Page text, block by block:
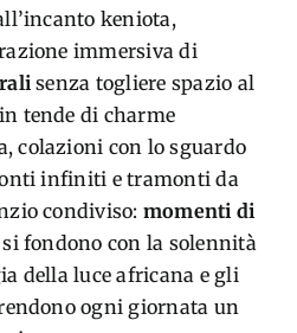
keniota,
immersiva di
senza togliere spazio al
tende di charme
colazioni con lo sguardo
infiniti e tramontida
condiviso: momenti di
fondono con la solennità
della luceafricana e gli
ogni giornata un